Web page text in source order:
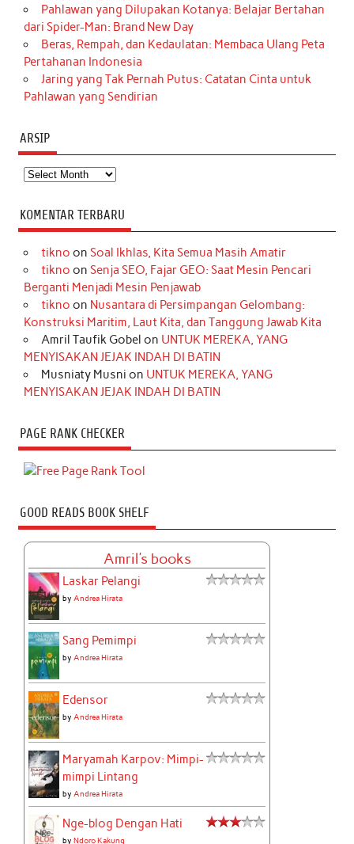
Pahlawan yang Dilupakan Kotanya: Belajar Bertahan
dari Spider-Man: Brand New Day
Beras, Rempah, dan Kedaulatan: Membaca Ulang Peta
Pertahanan Indonesia
Jaring yang Tak Pernah Putus: Catatan Cinta untuk
Pahlawan yang Sendirian
ARSIP
Arsip
KOMENTAR TERBARU
tikno on Soal Ikhlas, Kita Semua Masih Amatir
tikno on Senja SEO, Fajar GEO: Saat Mesin Pencari
Berganti Menjadi Mesin Penjawab
tikno on Nusantara di Persimpangan Gelombang:
Konstruksi Maritim, Laut Kita, dan Tanggung Jawab Kita
Amril Taufik Gobel on UNTUK MEREKA, YANG
MENYISAKAN JEJAK INDAH DI BATIN
Musniaty Musni on UNTUK MEREKA, YANG
MENYISAKAN JEJAK INDAH DI BATIN
PAGE RANK CHECKER
GOOD READS BOOK SHELF
Amril's books
Laskar Pelangi
byAndrea Hirata
Sang Pemimpi
byAndrea Hirata
Edensor
byAndrea Hirata
Maryamah Karpov: Mimpi-
mimpi Lintang
byAndrea Hirata
Nge-blog Dengan Hati
byNdoro Kakung